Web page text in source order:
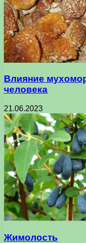
Влияние
человека
21.06.2023
Жимолость